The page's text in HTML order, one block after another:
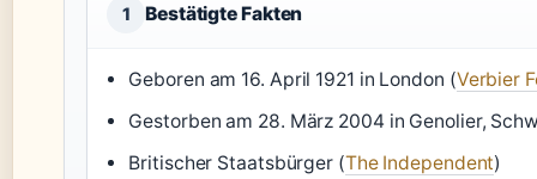
1 Bestätigte Fakten
Geboren am 16. April 1921 in London (Verbier
Gestorben am 28. März 2004 in Genolier,
Britischer Staatsbürger (The Independent)